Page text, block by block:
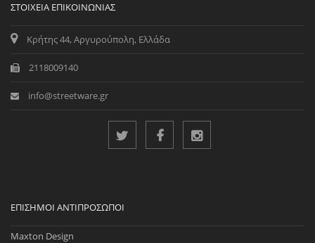
ΣΤΟΙΧΕΊΑ ΕΠΙΚΟΙΝΩΝΊΑΣ
Κρήτης 44, Αργυρούπολη, Ελλάδα
2118009140
info@streetware.gr
ΕΠΊΣΗΜΟΙ ΑΝΤΙΠΡΌΣΩΠΟΙ
Maxton Design